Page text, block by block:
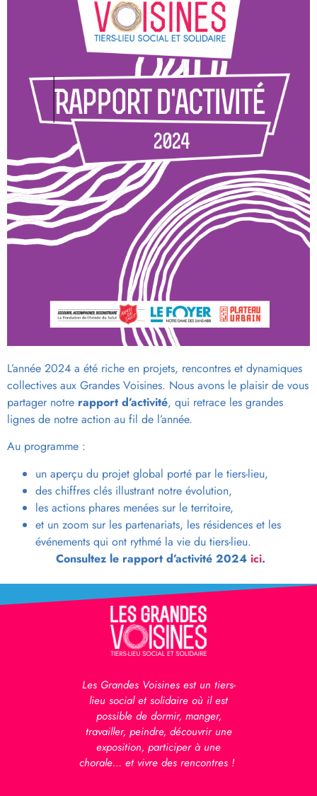
L’année 2024 a été riche en projets, rencontres et dynamiques
collectives aux Grandes Voisines. Nous avons le plaisir de vous
partager notre rapport d’activité, qui retrace les grandes
lignes de notre action au fil de l’année.
Au programme :
un aperçu du projet global porté par le tiers-lieu,
des chiffres clés illustrant notre évolution,
les actions phares menées sur le territoire,
et un zoom sur les partenariats, les résidences et les
événements qui ont rythmé la vie du tiers-lieu.
Consultez le rapport d’activité 2024 ici.
Les Grandes Voisines est un tiers-
lieu social et solidaire où il est
possible de dormir, manger,
travailler, peindre, découvrir une
exposition, participer à une
chorale… et vivre des rencontres !